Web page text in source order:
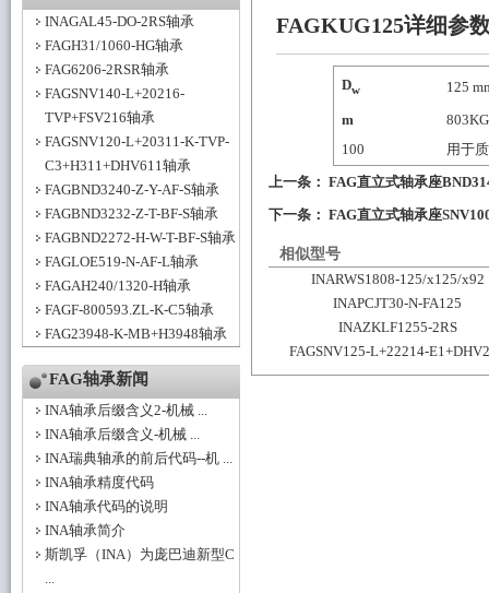
INAGAL45-DO-2RS轴承
FAGH31/1060-HG轴承
FAG6206-2RSR轴承
FAGSNV140-L+20216-
TVP+FSV216轴承
FAGSNV120-L+20311-K-TVP-
C3+H311+DHV611轴承
FAGBND3240-Z-Y-AF-S轴承
FAGBND3232-Z-T-BF-S轴承
FAGBND2272-H-W-T-BF-S轴承
FAGLOE519-N-AF-L轴承
FAGAH240/1320-H轴承
FAGF-800593.ZL-K-C5轴承
FAG23948-K-MB+H3948轴承
FAG轴承新闻
INA轴承后缀含义2-机械 ...
INA轴承后缀含义-机械 ...
INA瑞典轴承的前后代码--机 ...
INA轴承精度代码
INA轴承代码的说明
INA轴承简介
斯凯孚（INA）为庞巴迪新型C
...
FAGKUG125详细参
Dw 125
m
803
100
用于
上一条： FAG直立式轴承座
下一条： FAG直立式轴承座
相似型号
INARWS1808-125/x125/x92
INAPCJT30-N-FA125
INAZKLF1255-2RS
FAGSNV125-L+22214-